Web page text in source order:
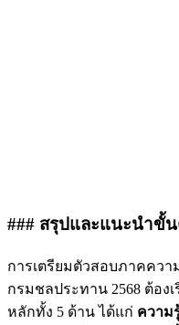
### สรุปและแนะนำขั้
การเตรียมตัวสอบภาคคว
กรมชลประทาน 2568 ต้อง
หลักทั้ง 5 ด้าน ได้แก่ ความ